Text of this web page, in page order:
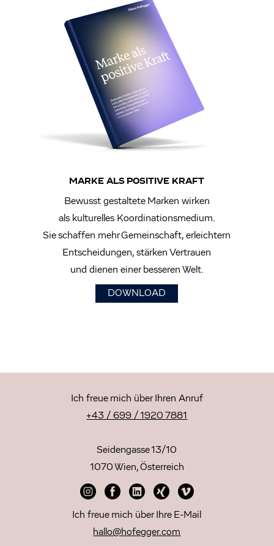
MARKE ALS POSITIVE KRAFT
Bewusst gestaltete Marken wirken
als kulturelles Koordinationsmedium.
Sie schaffen mehr Gemeinschaft, erleichtern
Entscheidungen, stärken Vertrauen
und dienen einer besseren Welt.
DOWNLOAD
Ich freue mich über Ihren Anruf
+43 / 699 / 1920 7881
Seidengasse 13/10
1070 Wien, Österreich
Ich freue mich über Ihre E-Mail
hallo@hofegger.com